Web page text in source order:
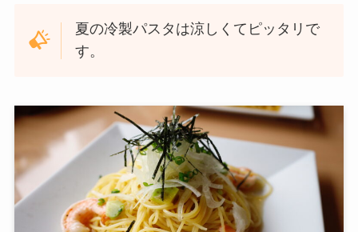
夏の冷製パスタは涼しくてピッタリで
す。